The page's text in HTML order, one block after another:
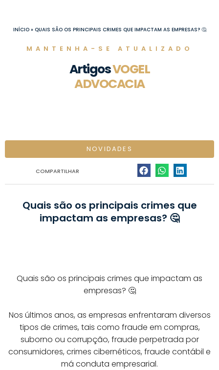
INÍCIO» QUAIS SÃO OS PRINCIPAIS CRIMES QUE IMPACTAM AS EMPRESAS? 🤔
MANTENHA-SE ATUALIZADO
ArtigosVOGEL
ADVOCACIA
NOVIDADES
COMPARTILHAR
Quais são os principais crimes que
impactam as empresas? 🤔
Quais são os principais crimes que impactam as
empresas? 🤔
Nos últimos anos, as empresas enfrentaram diversos
tipos de crimes, tais como fraude em compras,
suborno ou corrupção, fraude perpetrada por
consumidores, crimes cibernéticos, fraude contábil e
má conduta empresarial.